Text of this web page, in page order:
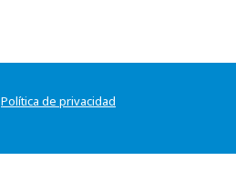
Política de privacidad